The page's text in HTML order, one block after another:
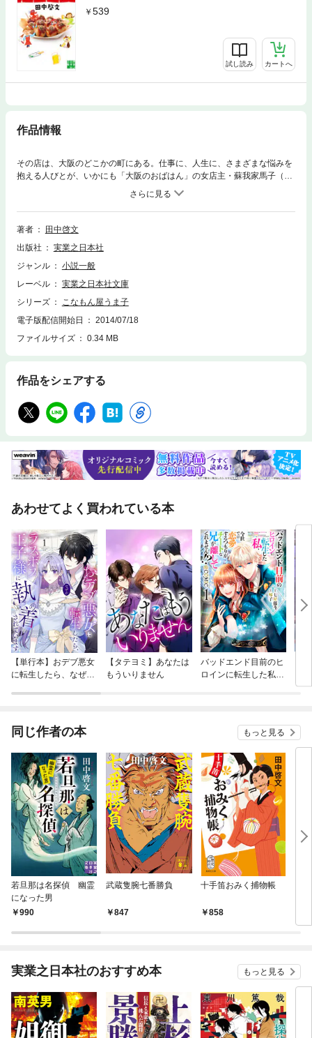
539
試し読み カートへ
作品情報
その店は、大阪のどこかの町にある。仕事に、人生に、さまざまな悩みを
抱える人びとが、いかにも「大阪のおばはん」の女店主・蘇我家馬子（そ
がのやうまこ）がつくる、たこ焼き、お好み焼き、うどん、ピザ、焼きそ
ば、豚まんなど、絶品「こなもん」料理を口にした途端……神出鬼没の店
「馬子屋」を舞台に繰り広げられる、爆笑につぐ爆笑、そして感動と満腹
（!?）のB級グルメミステリー！ 日本コナモン協会会長・熊谷真菜氏も
は……小麦粉を使った料理の総称を指す大阪弁。
著者
田中啓文
出版社
実業之日本社
ジャンル
小説一般
レーベル
実業之日本社文庫
シリーズ
こなもん屋うま子
電子版配信開始日
2014/07/18
ファイルサイズ
0.34 MB
作品をシェアする
あわせてよく買われている本
【単行本】おデブ悪女
に転生したら、なぜか
【タテヨミ】あなたは
もういりません
バッドエンド目前のヒ
ロインに転生した私、
同じ作者の本 もっと見る
若旦那は名探偵 幽霊
になった男
990
武蔵隻腕七番勝負
847
十手笛おみく捕物帳
858
実業之日本社のおすすめ本 もっと見る